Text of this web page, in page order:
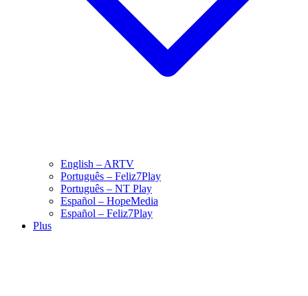
English – ARTV
Português – Feliz7Play
Português – NT Play
Español – HopeMedia
Español – Feliz7Play
Plus